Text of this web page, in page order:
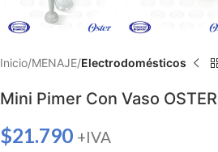
Inicio MENAJE Electrodomésticos
Mini Pimer Con Vaso OSTER
$21.790 +IVA